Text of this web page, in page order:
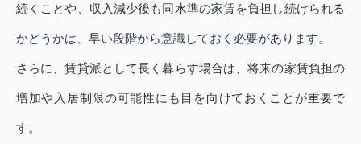
続くことや、収入減少後も同水準の家賃を負担し続けられる
かどうかは、早い段階から意識しておく必要があります。
さらに、賃貸派として長く暮らす場合は、将来の家賃負担の
増加や入居制限の可能性にも目を向けておくことが重要で
す。